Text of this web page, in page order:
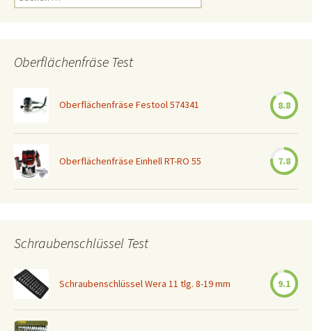
nach:
Oberflächenfräse Test
Oberflächenfräse Festool 574341 8.8
Oberflächenfräse Einhell RT-RO 55 7.8
Schraubenschlüssel Test
Schraubenschlüssel Wera 11 tlg. 8-19 mm 9.1